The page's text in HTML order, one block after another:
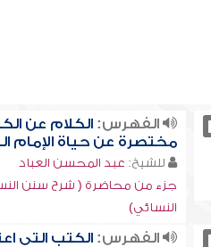
الفهرس: الكلام عن
مختصرة عن حياة الإمام
للشيخ: عبد المحسن العباد
جزء من محاضرة ( شرح سنن
النسائي)
الفهرس: الكتب التي